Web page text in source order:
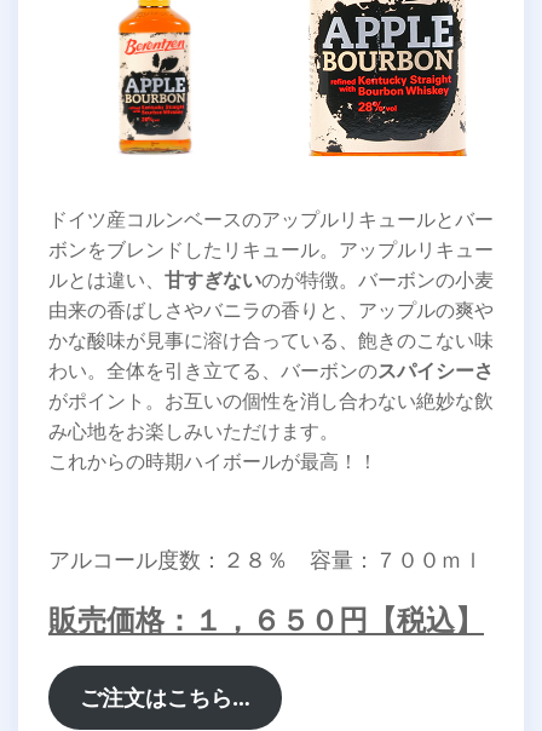
ドイツ産コルンベースのアップルリキュールとバー
ボンをブレンドしたリキュール。アップルリキュー
ルとは違い、 甘すぎないのが特徴。バーボンの小麦
由来の香ばしさやバニラの香りと、アップルの爽や
かな酸味が見事に溶け合っている、飽きのこない味
わい。全体を引き立てる、バーボンのスパイシーさ
がポイント。お互いの個性を消し合わない絶妙な飲
み心地をお楽しみいただけます。
これからの時期ハイボールが最高！！
アルコール度数：２８％ 容量：７００ｍｌ
販売価格：１，６５０円【税込】
ご注文はこちら…